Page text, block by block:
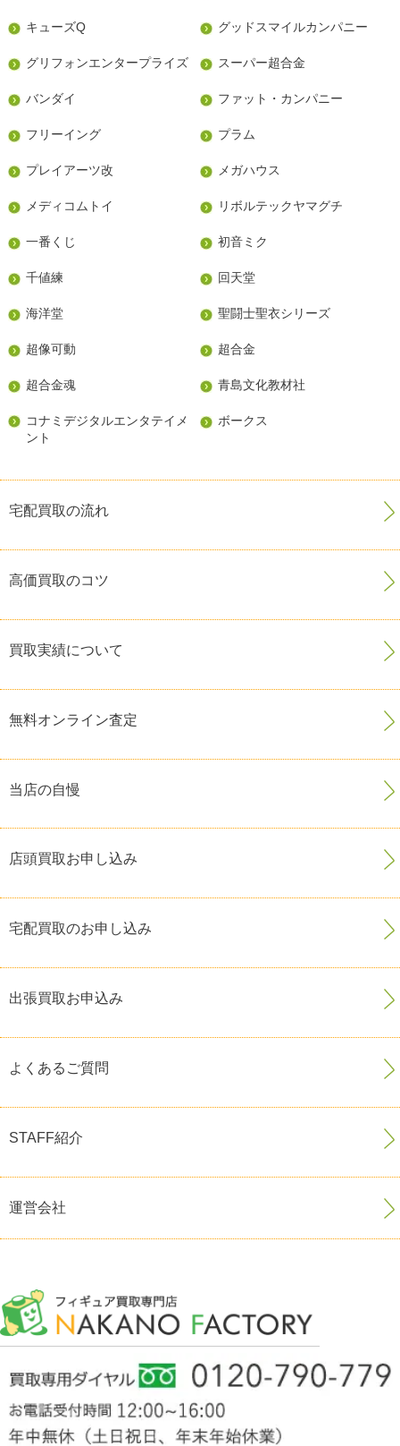
キューズQ グッドスマイルカンパニー
グリフォンエンタープライズ スーパー超合金
バンダイ ファット・カンパニー
フリーイング プラム
プレイアーツ改 メガハウス
メディコムトイ リボルテックヤマグチ
一番くじ 初音ミク
千値練 回天堂
海洋堂 聖闘士聖衣シリーズ
超像可動 超合金
超合金魂 青島文化教材社
コナミデジタルエンタテイメ
ント
ボークス
宅配買取の流れ
高価買取のコツ
買取実績について
無料オンライン査定
当店の自慢
店頭買取お申し込み
宅配買取のお申し込み
出張買取お申込み
よくあるご質問
STAFF紹介
運営会社